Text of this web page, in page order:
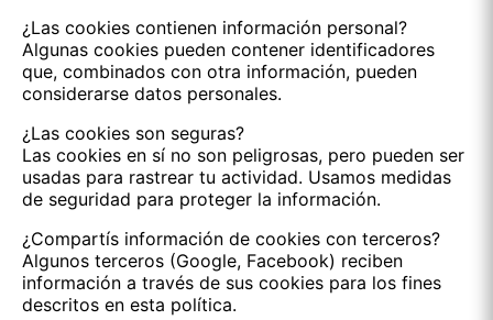
¿Las cookies contienen información personal?
Algunas cookies pueden contener identificadores
que, combinados con otra información, pueden
considerarse datos personales.
¿Las cookies son seguras?
Las cookies en sí no son peligrosas, pero pueden ser
usadas para rastrear tu actividad. Usamos medidas
de seguridad para proteger la información.
¿Compartís información de cookies con terceros?
Algunos terceros (Google, Facebook) reciben
información a través de sus cookies para los fines
descritos en esta política.